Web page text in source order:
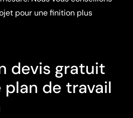
pour une finition plus
devis gratuit
de travail